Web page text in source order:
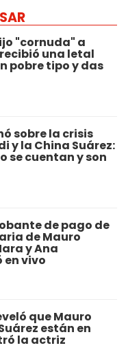
"cornuda" a
una letal
pobre tipo y das
sobre la crisis
y la China Suárez:
se cuentan y son
de pago de
de Mauro
y Ana
en vivo
que Mauro
están en
la actriz